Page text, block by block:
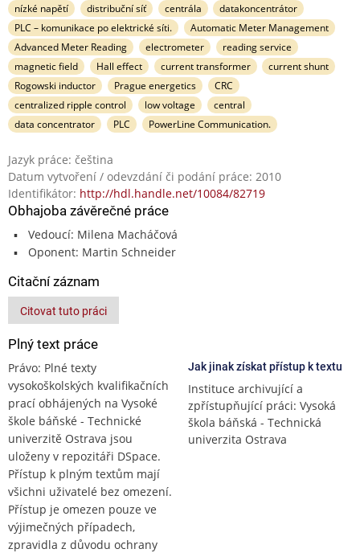
nízké napětí
distribuční síť centrála
datakoncentrátor
PLC – komunikace po elektrické síti.
Automatic Meter Management
Advanced Meter Reading
electrometer
reading service
magnetic field
Hall effect current transformer
current shunt
Rogowski inductor
Prague energetics
CRC
centralized ripple control
low voltage
central
data concentrator
PLC PowerLine Communication.
Jazyk práce: čeština
Datum vytvoření / odevzdání či podání práce: 2010
Identifikátor: http://hdl.handle.net/10084/82719
Obhajoba závěrečné práce
Vedoucí: Milena Macháčová
Oponent: Martin Schneider
Citační záznam
Citovat tuto práci
Plný text práce
Právo: Plné texty
vysokoškolských kvalifikačních
prací obhájených na Vysoké
škole báňské - Technické
univerzitě Ostrava jsou
uloženy v repozitáři DSpace.
Přístup k plným textům mají
všichni uživatelé bez omezení.
Přístup je omezen pouze ve
výjimečných případech,
zpravidla z důvodu ochrany
Jak jinak získat přístup k textu
Instituce archivující a
zpřístupňující práci: Vysoká
škola báňská - Technická
univerzita Ostrava